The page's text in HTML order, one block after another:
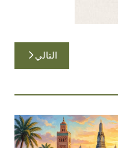
التالي